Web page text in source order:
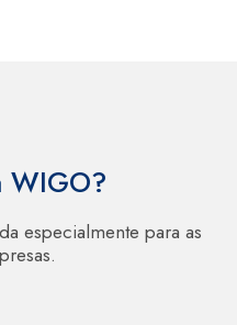
WIGO?
especialmente para as